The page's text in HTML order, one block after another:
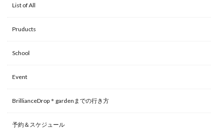
List of All
Pruducts
School
Event
BrillianceDrop＊gardenまでの行き方
予約＆スケジュール